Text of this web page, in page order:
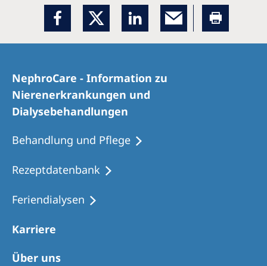
NephroCare - Information zu
Nierenerkrankungen und
Dialysebehandlungen
Behandlung und Pflege
Rezeptdatenbank
Feriendialysen
Karriere
Über uns